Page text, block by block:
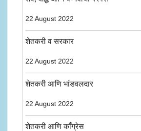
22 August 2022
शेतकरी व सरकार
22 August 2022
शेतकरी आणि भांडवलदार
22 August 2022
शेतकरी आणि काँग्रेस